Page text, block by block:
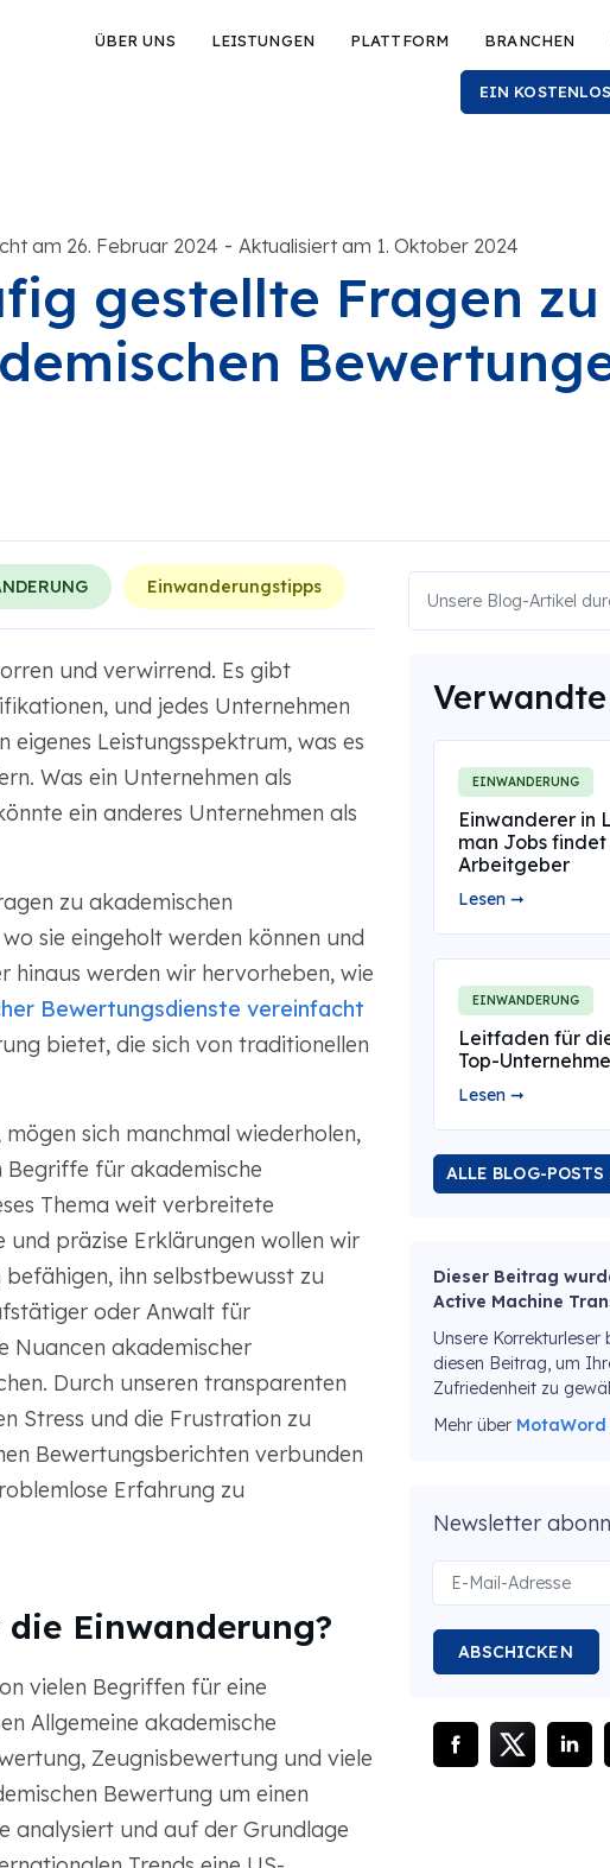
ÜBER UNS LEISTUNGEN PLATTFORM BRANCHEN
EIN
am 26. Februar 2024 - Aktualisiert am 1. Oktober 2024
gestellte Fragen zu
Einwanderungstipps
und verwirrend. Es gibt
und jedes Unternehmen
eigenes Leistungsspektrum, was es
Was ein Unternehmen als
ein anderes Unternehmen als
zu akademischen
sie eingeholt werden können und
hinaus werden wir hervorheben, wie
Bewertungsdienste vereinfacht
bietet, die sich von traditionellen
sich manchmal wiederholen,
Begriffe für akademische
Thema weit verbreitete
präzise Erklärungen wollen wir
ihn selbstbewusst zu
oder Anwalt für
Nuancen akademischer
Durch unseren transparenten
Stress und die Frustration zu
Bewertungsberichten verbunden
Erfahrung zu
Einwanderung?
vielen Begriffen für eine
Allgemeine akademische
Zeugnisbewertung und viele
Bewertung um einen
analysiert und auf der Grundlage
EINWANDERUNG
Einwanderer in
man Jobs findet
Arbeitgeber
Lesen ➞
EINWANDERUNG
Leitfaden für
Top-
Lesen ➞
ALLE BLOG-POSTS
Dieser Beitrag
Active Machine
Unsere
diesen Beitrag, um
Zufriedenheit zu
Mehr über
Newsletter
ABSCHICKEN